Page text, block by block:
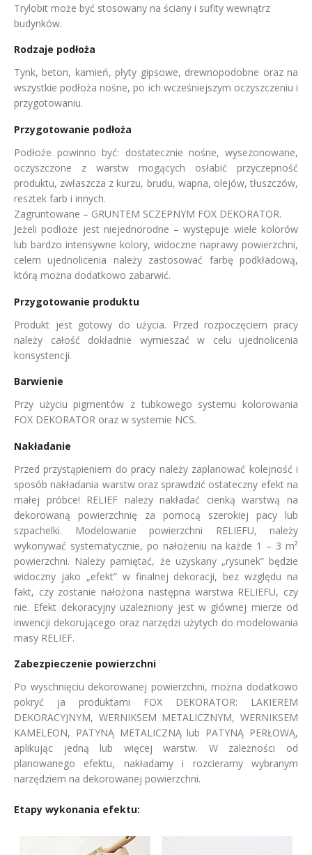
Trylobit może być stosowany na ściany i sufity wewnątrz
budynków.
Rodzaje podłoża
Tynk, beton, kamień, płyty gipsowe, drewnopodobne oraz na
wszystkie podłoża nośne, po ich wcześniejszym oczyszczeniu i
przygotowaniu.
Przygotowanie podłoża
Podłoże powinno być: dostatecznie nośne, wysezonowane,
oczyszczone z warstw mogących osłabić przyczepność
produktu, zwłaszcza z kurzu, brudu, wapna, olejów, tłuszczów,
resztek farb i innych.
Zagruntowane – GRUNTEM SCZEPNYM FOX DEKORATOR.
Jeżeli podłoże jest niejednorodne – występuje wiele kolorów
lub bardzo intensywne kolory, widoczne naprawy powierzchni,
celem ujednolicenia należy zastosować farbę podkładową,
którą można dodatkowo zabarwić.
Przygotowanie produktu
Produkt jest gotowy do użycia. Przed rozpoczęciem pracy
należy całość dokładnie wymieszać w celu ujednolicenia
konsystencji.
Barwienie
Przy użyciu pigmentów z tubkowego systemu kolorowania
FOX DEKORATOR oraz w systemie NCS.
Nakładanie
Przed przystąpieniem do pracy należy zaplanować kolejność i
sposób nakładania warstw oraz sprawdzić ostateczny efekt na
małej próbce! RELIEF należy nakładać cienką warstwą na
dekorowaną powierzchnię za pomocą szerokiej pacy lub
szpachelki. Modelowanie powierzchni RELIEFU, należy
wykonywać systematycznie, po nałożeniu na każde 1 – 3 m²
powierzchni. Należy pamiętać, że uzyskany „rysunek” będzie
widoczny jako „efekt” w finalnej dekoracji, bez względu na
fakt, czy zostanie nałożona następna warstwa RELIEFU, czy
nie. Efekt dekoracyjny uzależniony jest w głównej mierze od
inwencji dekorującego oraz narzędzi użytych do modelowania
masy RELIEF.
Zabezpieczenie powierzchni
Po wyschnięciu dekorowanej powierzchni, można dodatkowo
pokryć ja produktami FOX DEKORATOR: LAKIEREM
DEKORACYJNYM, WERNIKSEM METALICZNYM, WERNIKSEM
KAMELEON, PATYNĄ METALICZNĄ lub PATYNĄ PERŁOWĄ,
aplikując jedną lub więcej warstw. W zależności od
planowanego efektu, nakładamy i rozcieramy wybranym
narzędziem na dekorowanej powierzchni.
Etapy wykonania efektu: